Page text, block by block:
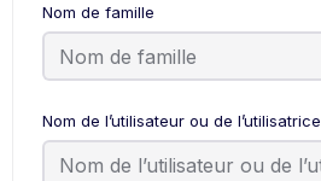
Nom de famille
Nom de l’utilisateur ou de l’utilisatrice